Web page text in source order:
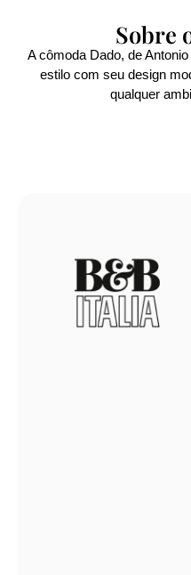
Sobre
A cômoda Dado, de
estilo com seu design
qualquer